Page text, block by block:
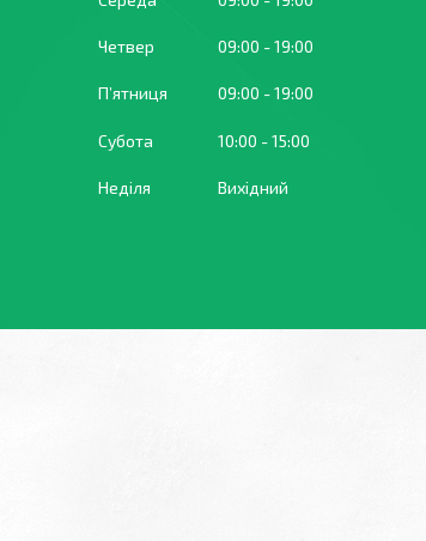
Четвер 09:00 19:00
Пʼятниця 09:00 19:00
Субота 10:00 15:00
Неділя Вихідний